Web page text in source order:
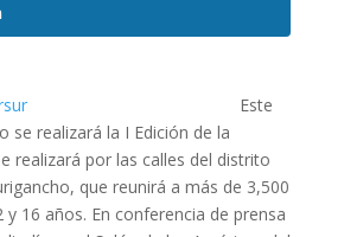
Este
se realizará la I Edición de la
realizará por las calles del distrito
que reunirá a más de 3,500
16 años. En conferencia de prensa